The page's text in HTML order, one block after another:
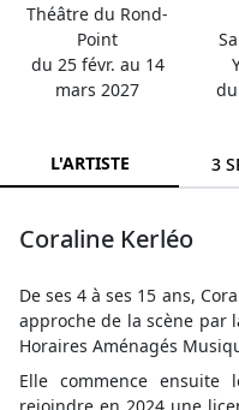
Théâtre du Rond-
Point
du 25 févr. au 14
mars 2027
L'ARTISTE 3
Coraline Kerléo
De ses 4 à ses 15 ans,
approche de la scène par
Horaires Aménagés
Elle commence